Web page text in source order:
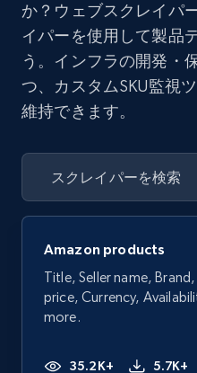
か？ウェブスクレイパ
イパーを使用して製品
う。インフラの開発・
つ、カスタムSKU監視
維持できます。
Amazon products
Title, Seller name,
price, Currency,
more.
35.2K+ 5.7K+